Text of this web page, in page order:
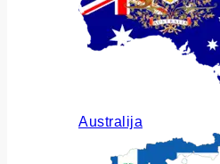
Australija